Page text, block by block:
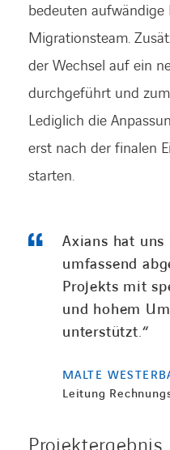
bedeuten
Migrationsteam.
der Wechsel auf ein
durchgeführt und
Lediglich die
erst nach der finalen
starten.
Axians hat uns
umfassend
Projekts mit
und hohem
unterstützt.“
MALTE
Leitung